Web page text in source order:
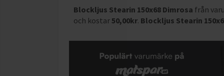
Blockljus Stearin 150x68 Dimrosa från
och kostar50,00kr. Blockljus Stearin